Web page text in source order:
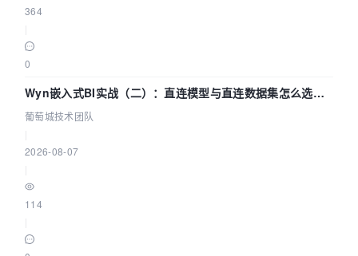
364
0
Wyn嵌入式BI实战（二）：直连模型与直连数据集怎么选，
参数为什么不生效？| 葡萄城技术团队
葡萄城技术团队
2026-08-07
114